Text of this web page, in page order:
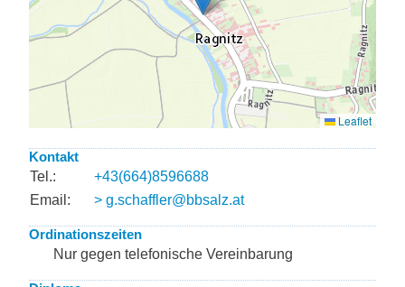
Kontakt
Tel.:
+43(664)8596688
Email:
> g.schaffler@bbsalz.at
Ordinationszeiten
Nur gegen telefonische Vereinbarung